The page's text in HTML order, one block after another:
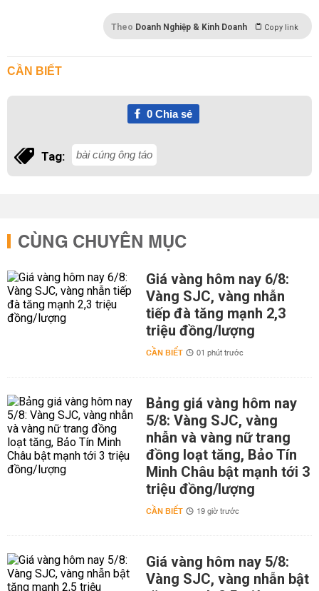
Theo Doanh Nghiệp & Kinh Doanh Copy link
CẦN BIẾT
0Chia sẻ
Tag: bài cúng ông táo
CÙNG CHUYÊN MỤC
Giá vàng hôm nay 6/8:
Vàng SJC, vàng nhẫn
tiếp đà tăng mạnh 2,3
triệu đồng/lượng
CẦN BIẾT 01 phút trước
Bảng giá vàng hôm nay
5/8: Vàng SJC, vàng
nhẫn và vàng nữ trang
đồng loạt tăng, Bảo Tín
Minh Châu bật mạnh tới 3
triệu đồng/lượng
CẦN BIẾT 19 giờ trước
Giá vàng hôm nay 5/8:
Vàng SJC, vàng nhẫn bật